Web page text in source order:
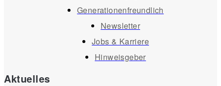
Generationenfreundlich
Newsletter
Jobs & Karriere
Hinweisgeber
Aktuelles